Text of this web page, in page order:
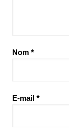
Nom *
E-mail *